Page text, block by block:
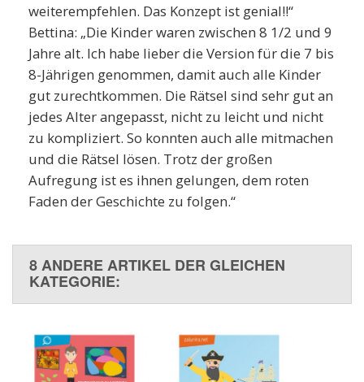
weiterempfehlen. Das Konzept ist genial!!“
Bettina: „Die Kinder waren zwischen 8 1/2 und 9
Jahre alt. Ich habe lieber die Version für die 7 bis
8-Jährigen genommen, damit auch alle Kinder
gut zurechtkommen. Die Rätsel sind sehr gut an
jedes Alter angepasst, nicht zu leicht und nicht
zu kompliziert. So konnten auch alle mitmachen
und die Rätsel lösen. Trotz der großen
Aufregung ist es ihnen gelungen, dem roten
Faden der Geschichte zu folgen.“
8 ANDERE ARTIKEL DER GLEICHEN
KATEGORIE: